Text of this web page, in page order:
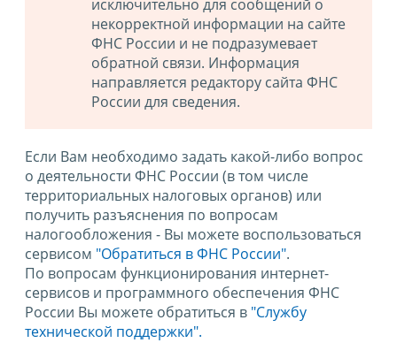
исключительно для сообщений о
некорректной информации на сайте
ФНС России и не подразумевает
обратной связи. Информация
направляется редактору сайта ФНС
России для сведения.
Если Вам необходимо задать какой-либо вопрос
о деятельности ФНС России (в том числе
территориальных налоговых органов) или
получить разъяснения по вопросам
налогообложения - Вы можете воспользоваться
сервисом "Обратиться в ФНС России".
По вопросам функционирования интернет-
сервисов и программного обеспечения ФНС
России Вы можете обратиться в "Службу
технической поддержки".